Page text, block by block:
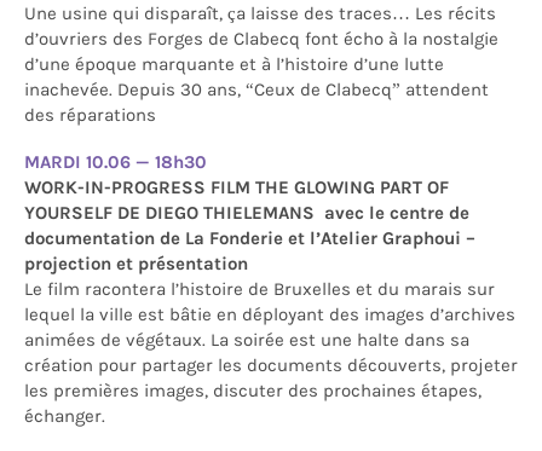
Une usine qui disparaît, ça laisse des traces… Les récits
d’ouvriers des Forges de Clabecq font écho à la nostalgie
d’une époque marquante et à l’histoire d’une lutte
inachevée. Depuis 30 ans, “Ceux de Clabecq” attendent
des réparations
MARDI 10.06 — 18h30
WORK-IN-PROGRESS FILM THE GLOWING PART OF
YOURSELF DE DIEGO THIELEMANS avec le centre de
documentation de La Fonderie et l’Atelier Graphoui –
projection et présentation
Le film racontera l’histoire de Bruxelles et du marais sur
lequel la ville est bâtie en déployant des images d’archives
animées de végétaux. La soirée est une halte dans sa
création pour partager les documents découverts, projeter
les premières images, discuter des prochaines étapes,
échanger.